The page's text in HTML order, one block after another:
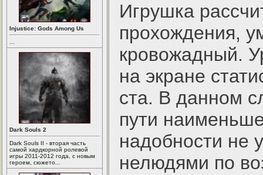
Injustice: Gods Among Us
Dark Souls 2
Dark Souls II - вторая часть
самой хардкорной ролевой
игры 2011-2012 года, с новым
героем, сюжето...
Игрушка
прохождения,
кровожадный.
на экране
ста. В данном
пути
надобности не
нелюдями по